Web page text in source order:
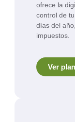
ofrece la
control de
días del
impuestos.
Ver plan